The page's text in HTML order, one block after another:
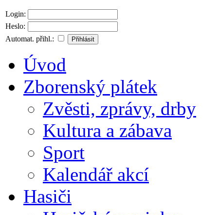
Login:
Heslo:
Automat. přihl.:
Úvod
Zborenský plátek
Zvěsti, zprávy, drby
Kultura a zábava
Sport
Kalendář akcí
Hasiči